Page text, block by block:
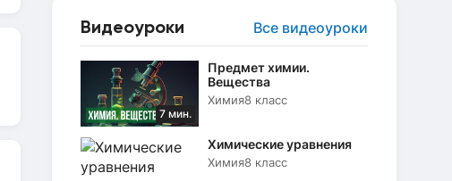
Видеоуроки Все видеоуроки
7 мин.
Предмет химии.
Вещества
Химия8 класс
Химические уравнения
Химия8 класс